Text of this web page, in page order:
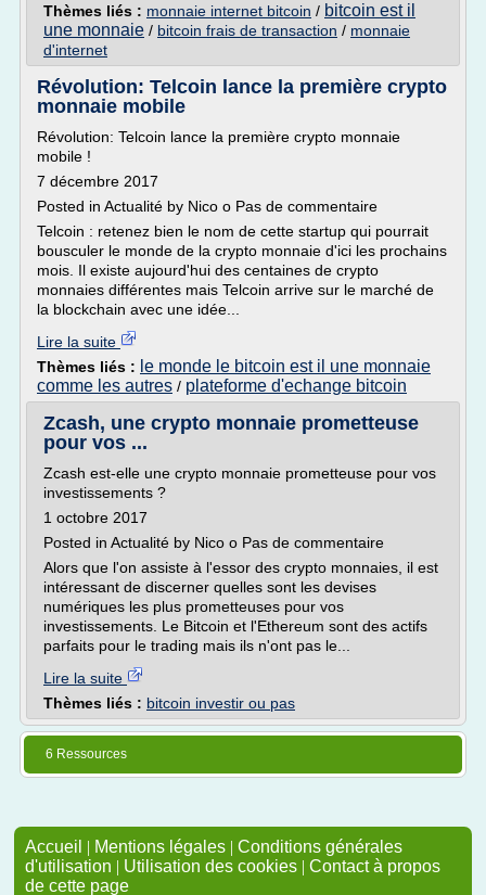
Thèmes liés : monnaie internet bitcoin / bitcoin est il
une monnaie / bitcoin frais de transaction / monnaie
d'internet
Révolution: Telcoin lance la première crypto
monnaie mobile
Révolution: Telcoin lance la première crypto monnaie
mobile !
7 décembre 2017
Posted in Actualité by Nico o Pas de commentaire
Telcoin : retenez bien le nom de cette startup qui pourrait
bousculer le monde de la crypto monnaie d'ici les prochains
mois. Il existe aujourd'hui des centaines de crypto
monnaies différentes mais Telcoin arrive sur le marché de
la blockchain avec une idée...
Lire la suite
Thèmes liés : le monde le bitcoin est il une monnaie
comme les autres / plateforme d'echange bitcoin
Zcash, une crypto monnaie prometteuse
pour vos ...
Zcash est-elle une crypto monnaie prometteuse pour vos
investissements ?
1 octobre 2017
Posted in Actualité by Nico o Pas de commentaire
Alors que l'on assiste à l'essor des crypto monnaies, il est
intéressant de discerner quelles sont les devises
numériques les plus prometteuses pour vos
investissements. Le Bitcoin et l'Ethereum sont des actifs
parfaits pour le trading mais ils n'ont pas le...
Lire la suite
Thèmes liés : bitcoin investir ou pas
6 Ressources
Accueil | Mentions légales | Conditions générales
d'utilisation | Utilisation des cookies | Contact à propos
de cette page